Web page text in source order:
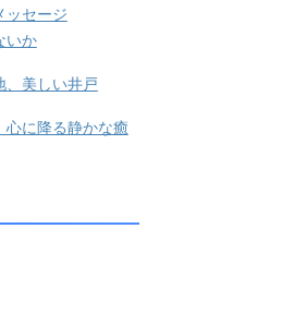
ッセージ
いか
、美しい井戸
心に降る静かな癒